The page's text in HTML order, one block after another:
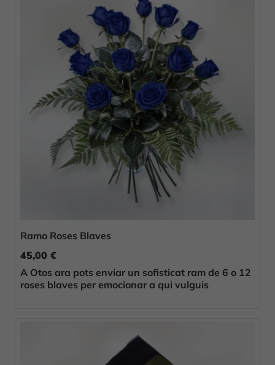
Ramo Roses Blaves
45,00 €
A Otos ara pots enviar un sofisticat ram de 6 o 12
roses blaves per emocionar a qui vulguis